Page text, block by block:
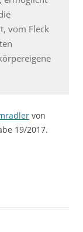
vom Fleck
von
19/2017.